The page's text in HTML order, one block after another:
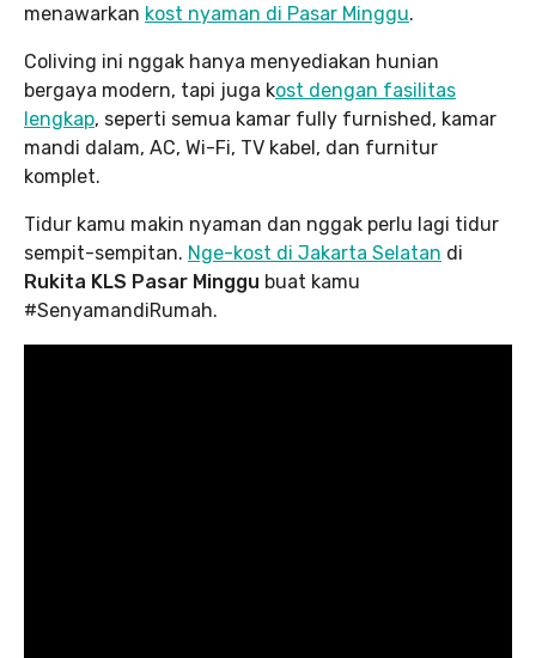
menawarkan kost nyaman di Pasar Minggu.
Coliving ini nggak hanya menyediakan hunian
bergaya modern, tapi juga kost dengan fasilitas
lengkap, seperti semua kamar fully furnished, kamar
mandi dalam, AC, Wi-Fi, TV kabel, dan furnitur
komplet.
Tidur kamu makin nyaman dan nggak perlu lagi tidur
sempit-sempitan. Nge-kost di Jakarta Selatan di
Rukita KLS Pasar Minggu buat kamu
#SenyamandiRumah.